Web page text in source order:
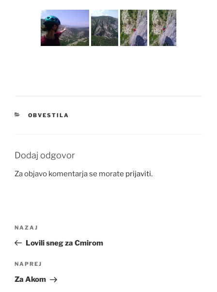
KATEGORIJE
OBVESTILA
Dodaj odgovor
Za objavo komentarja se morate prijaviti.
Prejšnji
prispevek
NAZAJ
Lovili sneg za Cmirom
Naslednji
prispevek
NAPREJ
Za Akom